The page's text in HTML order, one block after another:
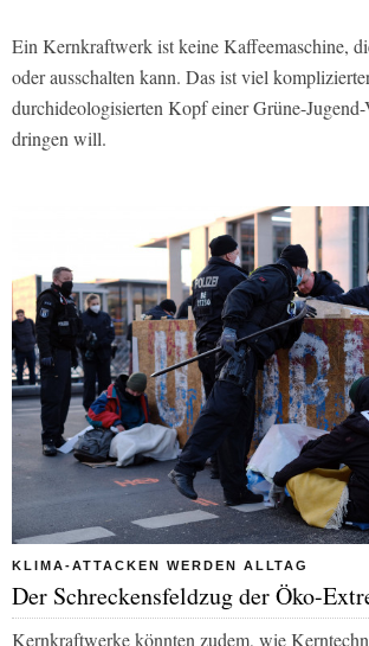
Ein Kernkraftwerk ist keine Kaffeemaschine,
oder ausschalten kann. Das ist viel
durchideologisierten Kopf einer Grüne-Jugend-
dringen will.
KLIMA-ATTACKEN WERDEN ALLTAG
Der Schreckensfeldzug der Öko-
Kernkraftwerke könnten zudem, wie